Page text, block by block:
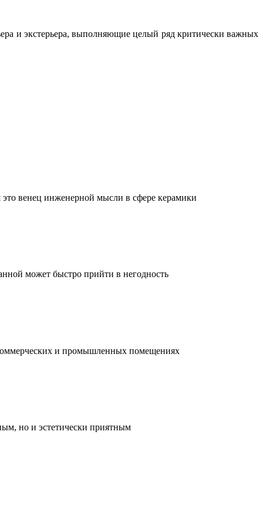
и экстерьера, выполняющие целый ряд критически важных
венец инженерной мысли в сфере керамики
может быстро прийти в негодность
и промышленных помещениях
но и эстетически приятным